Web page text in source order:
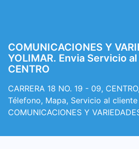
COMUNICACIONES Y
YOLIMAR. Envia Servicio
CENTRO
CARRERA 18 NO. 19 - 09,
Télefono, Mapa, Servicio al
COMUNICACIONES Y